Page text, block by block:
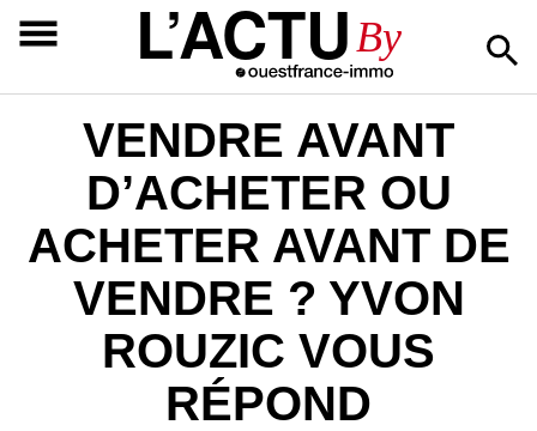
L’ACTUBy
VENDRE AVANT
D’ACHETER OU
ACHETER AVANT DE
VENDRE ? YVON
ROUZIC VOUS
RÉPOND